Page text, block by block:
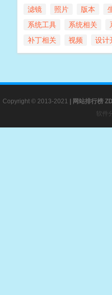
滤镜
照片 版本
系统工具
系统相关
补丁相关
视频 设计
Copyright © 2013-2021 | 网站排行榜
软件